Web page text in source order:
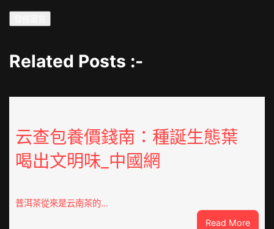
Related Posts :-
云查包養價錢南：種誕生態葉
喝出文明味_中國網
普洱茶從來是云南茶的…
Read More: